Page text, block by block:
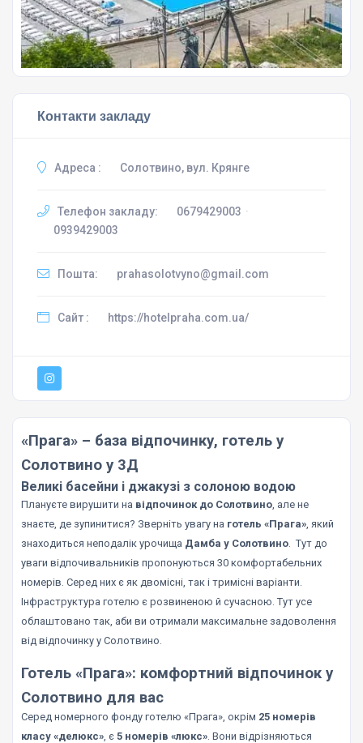
Контакти закладу
Адреса : Солотвино, вул. Крянге
Телефон закладу: 0679429003 ·
0939429003
Пошта: prahasolotvyno@gmail.com
Сайт : https://hotelpraha.com.ua/
«Прага» – база відпочинку, готель у
Солотвино у 3Д
Великі басейни і джакузі з солоною водою
Плануєте вирушити на відпочинок до Солотвино, але не
знаєте, де зупинитися? Зверніть увагу на готель «Прага», який
знаходиться неподалік урочища Дамба у Солотвино. Тут до
уваги відпочивальників пропонуються 30 комфортабельних
номерів. Серед них є як двомісні, так і тримісні варіанти.
Інфраструктура готелю є розвиненою й сучасною. Тут усе
облаштовано так, аби ви отримали максимальне задоволення
від відпочинку у Солотвино.
Готель «Прага»: комфортний відпочинок у
Солотвино для вас
Серед номерного фонду готелю «Прага», окрім 25 номерів
класу «делюкс», є 5 номерів «люкс». Вони відрізняються